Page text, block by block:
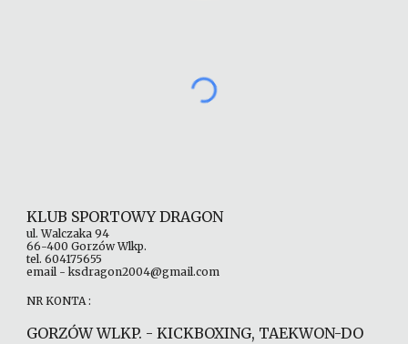
KLUB SPORTOWY DRAGON
ul. Walczaka 94
66-400 Gorzów Wlkp.
tel. 604175655
email - ksdragon2004@gmail.com
NR KONTA :
GORZÓW WLKP. - KICKBOXING, TAEKWON-DO